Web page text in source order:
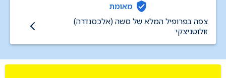
מאומת
צפה בפרופיל המלא של סשה (אלכסנדרה)
זולוטניצקי